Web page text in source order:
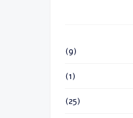
(9)
(1)
(25)